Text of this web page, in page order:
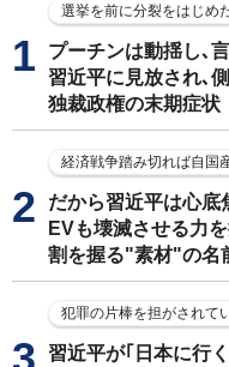
選挙を前に分裂をはじめ
プーチンは動揺し､
習近平に見放され､
独裁政権の末期症状
経済戦争踏み切れば自国
だから習近平は心
EVも壊滅させる力
割を握る"素材"の名
犯罪の片棒を担がされて
習近平が｢日本に行